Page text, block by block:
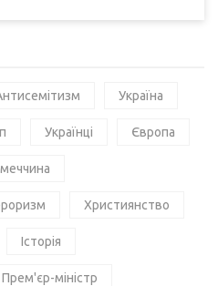
Україна
Українці Європа
Християнство
Історія
Прем'єр-міністр